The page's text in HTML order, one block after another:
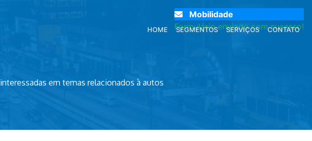
HOME SEGMENTOS SERVIÇOS CONTATO
interessadas em temas relacionados à autos
Mobilidade
Formulário enviado com sucesso!